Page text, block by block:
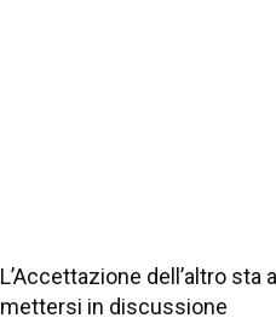
L’Accettazione dell’altro sta
mettersi in discussione